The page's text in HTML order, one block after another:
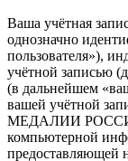
Ваша учётная
однозначно
пользователя»),
учётной записью
(в дальнейшем
вашей учётной
МЕДАЛИИ
компьютерной
предоставляющей